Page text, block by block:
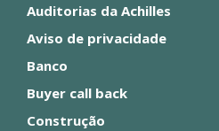
Auditorias da Achilles
Aviso de privacidade
Banco
Buyer call back
Construção